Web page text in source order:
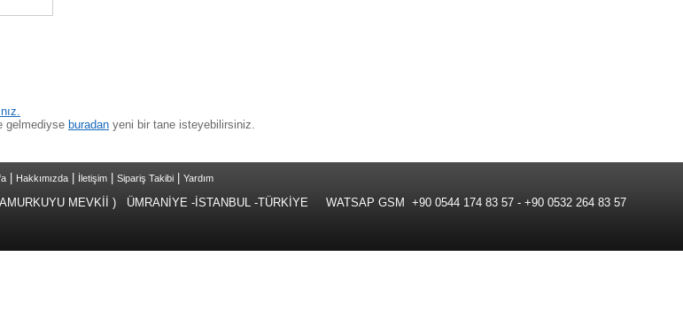
gelmediyse buradan yeni bir tane isteyebilirsiniz.
Hakkımızda İletişim Sipariş Takibi Yardım
MEVKİİ ) ÜMRANİYE -İSTANBUL -TÜRKİYE WATSAP GSM +90 0544 174 83 57 - +90 0532 264 83 57